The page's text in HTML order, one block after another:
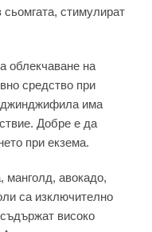
сьомгата, стимулират
облекчаване на
средство при
джинджифила има
Добре е да
при екзема.
манголд, авокадо,
са изключително
високо